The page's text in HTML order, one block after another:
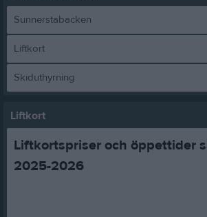
Sunnerstabacken
Liftkort
Skiduthyrning
Liftkort
Liftkortspriser och öppettider
2025-2026